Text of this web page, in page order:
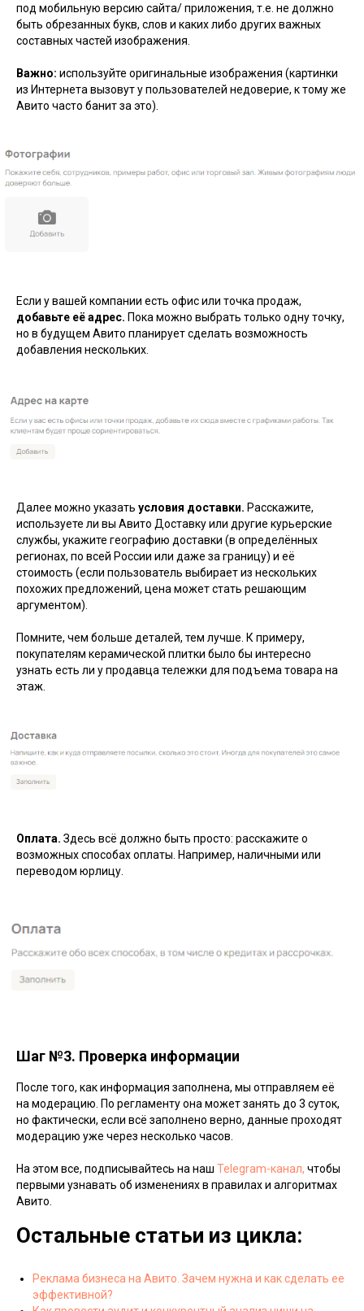
под мобильную версию сайта/ приложения, т.е. не должно
быть обрезанных букв, слов и каких либо других важных
составных частей изображения.
Важно: используйте оригинальные изображения (картинки
из Интернета вызовут у пользователей недоверие, к тому же
Авито часто банит за это).
Если у вашей компании есть офис или точка продаж,
добавьте её адрес. Пока можно выбрать только одну точку,
но в будущем Авито планирует сделать возможность
добавления нескольких.
Далее можно указать условия доставки. Расскажите,
используете ли вы Авито Доставку или другие курьерские
службы, укажите географию доставки (в определённых
регионах, по всей России или даже за границу) и её
стоимость (если пользователь выбирает из нескольких
похожих предложений, цена может стать решающим
аргументом).
Помните, чем больше деталей, тем лучше. К примеру,
покупателям керамической плитки было бы интересно
узнать есть ли у продавца тележки для подъема товара на
этаж.
Оплата. Здесь всё должно быть просто: расскажите о
возможных способах оплаты. Например, наличными или
переводом юрлицу.
Шаг №3. Проверка информации
После того, как информация заполнена, мы отправляем её
на модерацию. По регламенту она может занять до 3 суток,
но фактически, если всё заполнено верно, данные проходят
модерацию уже через несколько часов.
На этом все, подписывайтесь на наш Telegram-канал, чтобы
первыми узнавать об изменениях в правилах и алгоритмах
Авито.
Остальные статьи из цикла:
Реклама бизнеса на Авито. Зачем нужна и как сделать ее
эффективной?